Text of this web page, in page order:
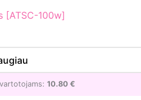
[ATSC-100w]
10.80 €